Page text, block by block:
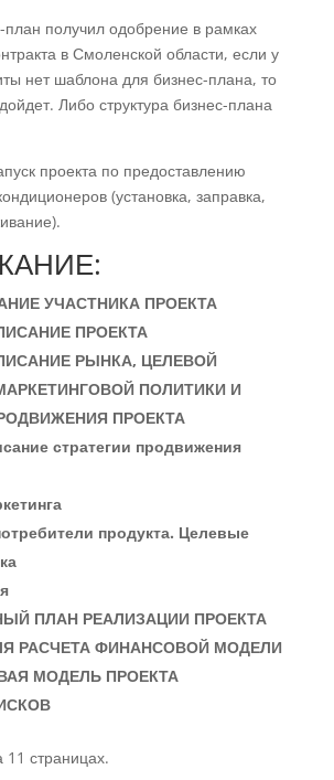
получил одобрение в рамках
в Смоленской области, если у
нет шаблона для бизнес-плана, то
Либо структура бизнес-плана
проекта по предоставлению
(установка, заправка,
УЧАСТНИКА ПРОЕКТА
ПРОЕКТА
РЫНКА, ЦЕЛЕВОЙ
ПОЛИТИКИ И
ПРОЕКТА
стратегии продвижения
продукта. Целевые
ПЛАН РЕАЛИЗАЦИИ ПРОЕКТА
РАСЧЕТА ФИНАНСОВОЙ МОДЕЛИ
МОДЕЛЬ ПРОЕКТА
11 страницах.